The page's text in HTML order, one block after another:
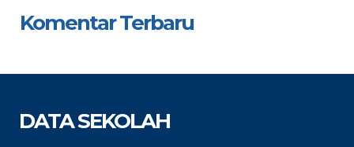
Komentar Terbaru
DATA SEKOLAH